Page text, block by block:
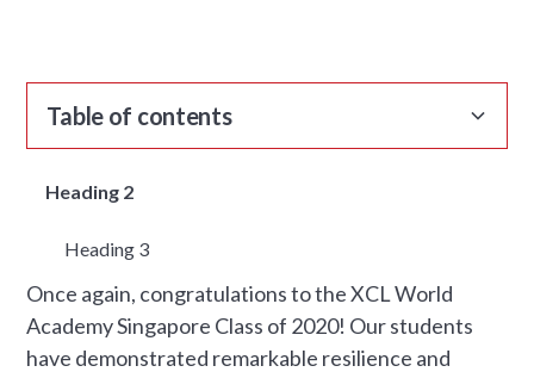
Table of contents
Heading 2
Heading 3
Once again, congratulations to the XCL World
Academy Singapore Class of 2020! Our students
have demonstrated remarkable resilience and